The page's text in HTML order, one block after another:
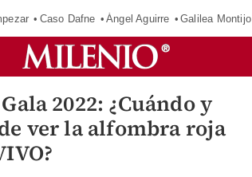
Caso Dafne Ángel Aguirre Galilea Montijo
2022: ¿Cuándo y
ver la alfombra roja